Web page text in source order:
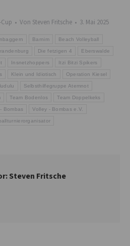
Von Steven Fritsche
3. Mai 2025
Barnim Beach Volleyball
Die fetzigen 4 Eberswalde
Insnetzhoppers Itzi Bitzi Spikers
Klein und Idiotisch Operation Kiesel
Selbsthilfegruppe Atemnot
Team Bodenlos Team Doppelkeks
Bombas Volley - Bombas e.V.
Steven Fritsche